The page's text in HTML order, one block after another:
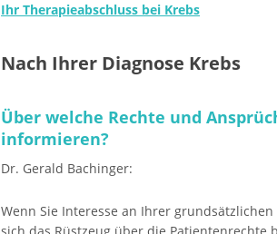
Ihr Therapieabschluss bei Krebs
Nach Ihrer Diagnose Krebs
Über welche Rechte und
informieren?
Dr. Gerald Bachinger:
Wenn Sie Interesse an Ihrer